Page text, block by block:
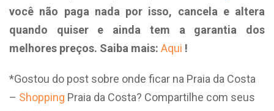
você não paga nada por isso, cancela e altera
quando quiser e ainda tem a garantia dos
melhores preços. Saiba mais: Aqui !
*Gostou do post sobre onde ficar na Praia da Costa
– Shopping Praia da Costa? Compartilhe com seus